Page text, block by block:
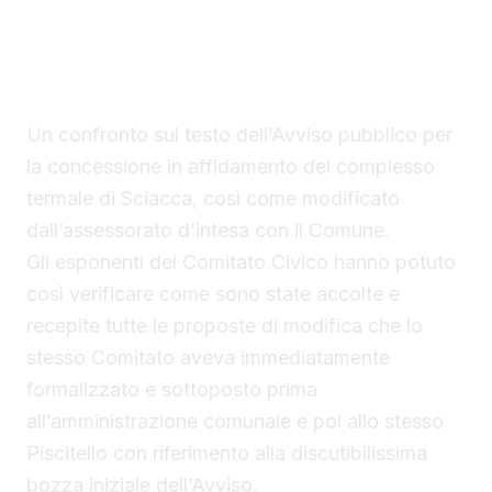
Un confronto sul testo dell’Avviso pubblico per
la concessione in affidamento del complesso
termale di Sciacca, così come modificato
dall’assessorato d’intesa con il Comune.
Gli esponenti del Comitato Civico hanno potuto
così verificare come sono state accolte e
recepite tutte le proposte di modifica che lo
stesso Comitato aveva immediatamente
formalizzato e sottoposto prima
all’amministrazione comunale e poi allo stesso
Piscitello con riferimento alla discutibilissima
bozza iniziale dell’Avviso.